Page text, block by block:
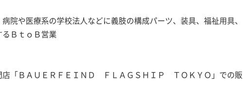
療系の学校法人などに義肢の構成パーツ、装具、福祉用具、
ＢｔｏＢ営業
「ＢＡＵＥＲＦＥＩＮＤ ＦＬＡＧＳＨＩＰ ＴＯＫＹＯ」での販